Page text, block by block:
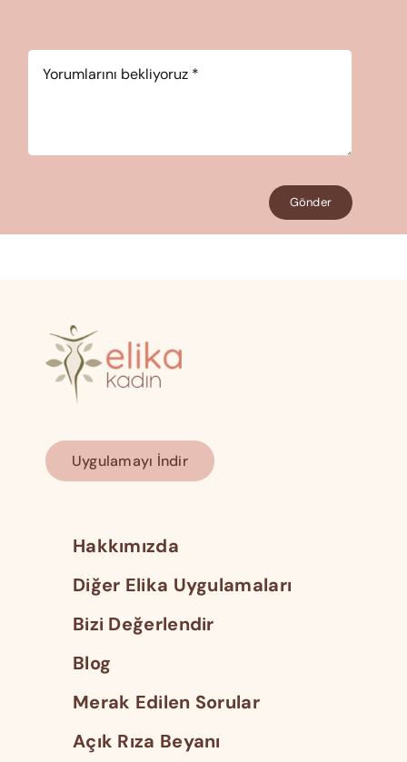
Gönder
Uygulamayı İndir
Hakkımızda
Diğer Elika Uygulamaları
Bizi Değerlendir
Blog
Merak Edilen Sorular
Açık Rıza Beyanı